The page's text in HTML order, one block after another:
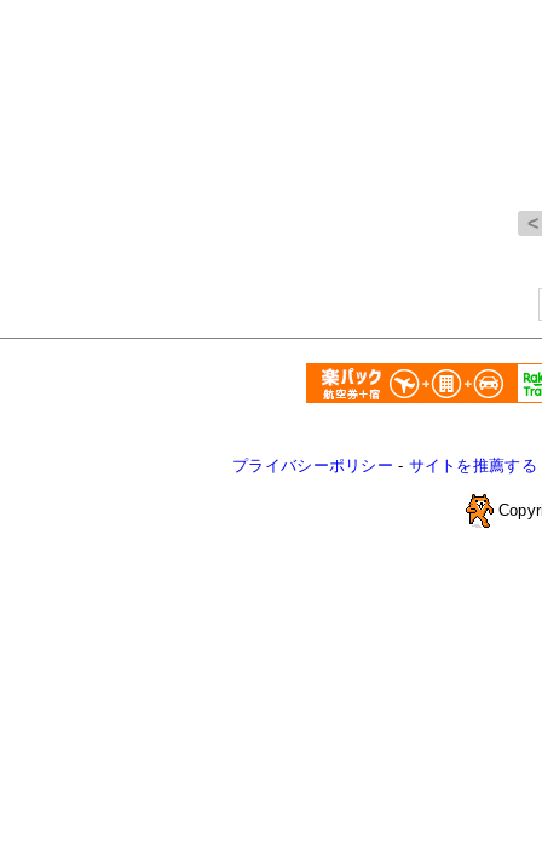
プライバシーポリシー - サイトを推薦する